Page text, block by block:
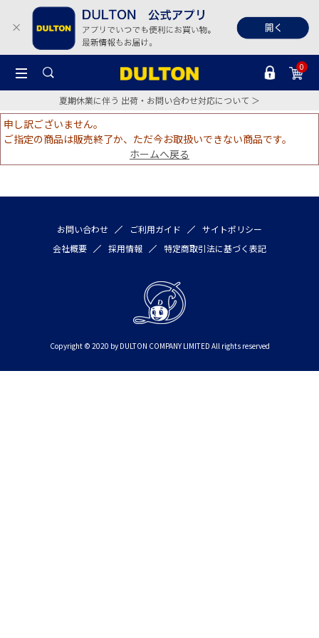
0
夏期休業に伴う 出荷・お問い合わせ対応について ＞
申し訳ございません。
ご指定の商品は販売終了か、ただ今お取扱いできない商品です。
ホームへ戻る
お問い合わせ ご利用ガイド
サイトポリシー
会社概要
採用情報 特定商取引法に基づく表記
Copyright © 2020 by DULTON COMPANY LIMITED All rights reserved